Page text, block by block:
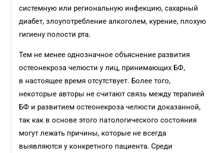
системную или региональную инфекцию, сахарный
диабет, злоупотребление алкоголем, курение, плохую
гигиену полости рта.
Тем не менее однозначное объяснение развития
остеонекроза челюсти у лиц, принимающих БФ,
в настоящее время отсутствует. Более того,
некоторые авторы не считают связь между терапией
БФ и развитием остеонекроза челюсти доказанной,
так как в основе этого патологического состояния
могут лежать причины, которые не всегда
выявляются у конкретного пациента. Среди